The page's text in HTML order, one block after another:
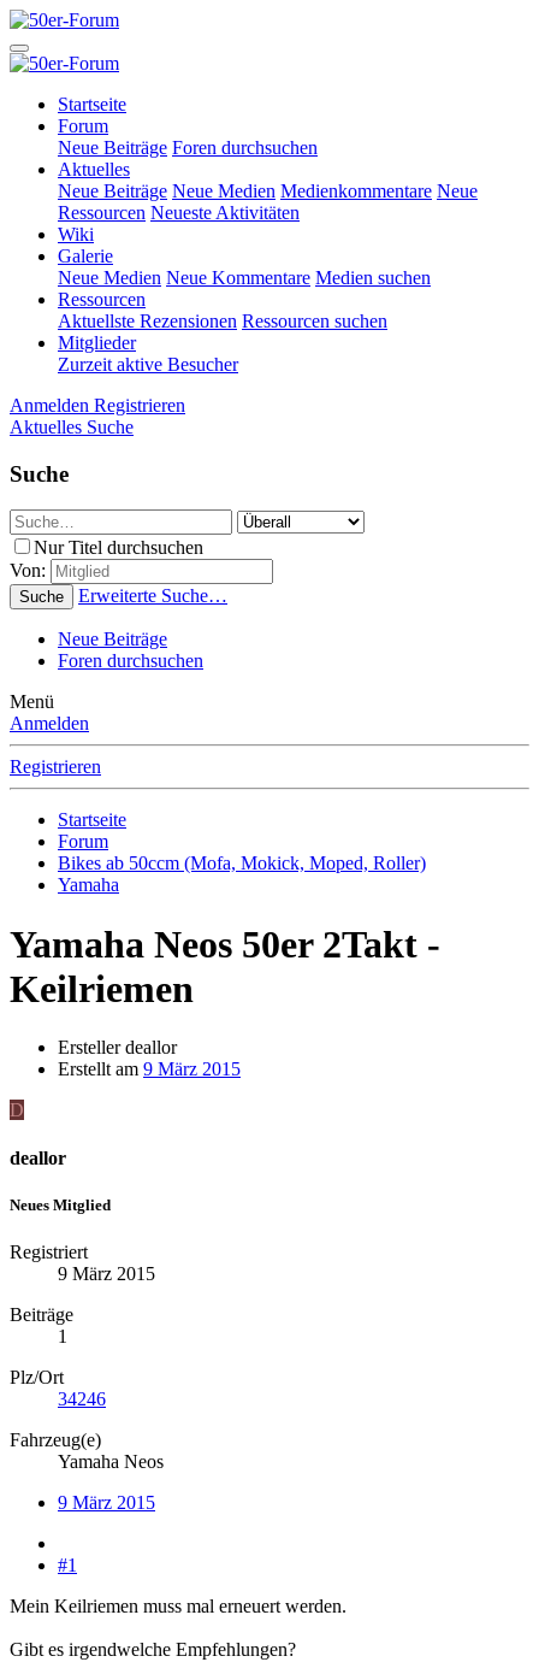
Startseite
Forum
Neue Beiträge Foren durchsuchen
Aktuelles
Neue Beiträge Neue Medien Medienkommentare Neue
Ressourcen Neueste Aktivitäten
Wiki
Galerie
Neue Medien Neue Kommentare Medien suchen
Ressourcen
Aktuellste Rezensionen Ressourcen suchen
Mitglieder
Zurzeit aktive Besucher
Anmelden Registrieren
Aktuelles Suche
Suche
Nur Titel durchsuchen
Von:
Suche Erweiterte Suche…
Neue Beiträge
Foren durchsuchen
Menü
Anmelden
Registrieren
Startseite
Forum
Bikes ab 50ccm (Mofa, Mokick, Moped, Roller)
Yamaha
Yamaha Neos 50er 2Takt -
Keilriemen
Erstellerdeallor
Erstellt am 9 März 2015
D
deallor
Neues Mitglied
Registriert
9 März 2015
Beiträge
1
Plz/Ort
34246
Fahrzeug(e)
Yamaha Neos
9 März 2015
#1
Mein Keilriemen muss mal erneuert werden.
Gibt es irgendwelche Empfehlungen?